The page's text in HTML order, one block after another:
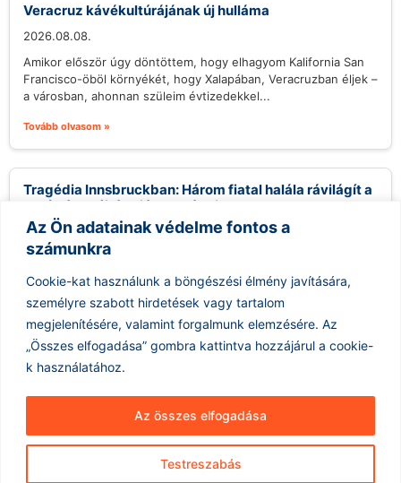
Az Ön adatainak védelme fontos a
számunkra
Cookie-kat használunk a böngészési élmény javítására,
személyre szabott hirdetések vagy tartalom
megjelenítésére, valamint forgalmunk elemzésére. Az
„Összes elfogadása” gombra kattintva hozzájárul a cookie-
k használatához.
Testreszabás
Az összes elfogadása
Veracruz kávékultúrájának új hulláma
2026.08.08.
Amikor először úgy döntöttem, hogy elhagyom Kalifornia San
Francisco-öböl környékét, hogy Xalapában, Veracruzban éljek –
a városban, ahonnan szüleim évtizedekkel...
Tovább olvasom »
Tragédia Innsbruckban: Három fiatal halála rávilágít a
segítségnyújtás hiányosságaira
2026.08.08.
Innsbruck városát mélyen megrázta három kiskorú tragikus
halálesete, akik az illegális drogfogyasztás következtében
vesztették életüket alig néhány hét leforgása alatt....
Tovább olvasom »